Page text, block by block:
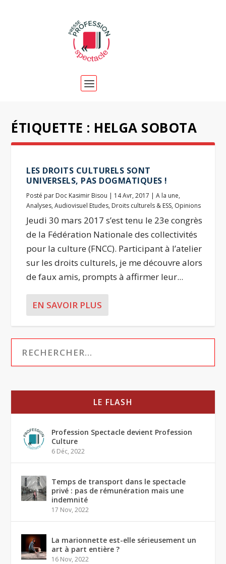
ÉTIQUETTE : HELGA SOBOTA
LES DROITS CULTURELS SONT
UNIVERSELS, PAS DOGMATIQUES !
Posté par Doc Kasimir Bisou | 14 Avr, 2017 |A la une,
Analyses,Audiovisuel Etudes, Droits culturels & ESS, Opinions
Jeudi 30 mars 2017 s’est tenu le 23e congrès
de la Fédération Nationale des collectivités
pour la culture (FNCC). Participant à l’atelier
sur les droits culturels, je me découvre alors
de faux amis, prompts à affirmer leur...
EN SAVOIR PLUS
LE FLASH
Profession Spectacle devient Profession
Culture
6 Déc, 2022
Temps de transport dans le spectacle
privé : pas de rémunération mais une
indemnité
17 Nov, 2022
La marionnette est-elle sérieusement un
art à part entière ?
16 Nov, 2022